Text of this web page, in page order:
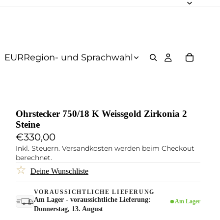
EURRegion- und Sprachwahl
Ohrstecker 750/18 K Weissgold Zirkonia 2
Steine
€330,00
Inkl. Steuern. Versandkosten werden beim Checkout
berechnet.
☆ Deine Wunschliste
VORAUSSICHTLICHE LIEFERUNG
Am Lager - voraussichtliche Lieferung:
Donnerstag, 13. August
Am Lager